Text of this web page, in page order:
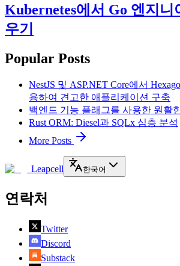
Kubernetes에서 Go 엔지니
우기
Popular Posts
NestJS 및 ASP.NET Core에서
용하여 견고한 애플리케이션 구축
백엔드 기능 플래그를 사용한 원활
Rust ORM: Diesel과 SQLx 심층 분석
More Posts
Leapcell 한국어
연락처
Twitter
Discord
Substack